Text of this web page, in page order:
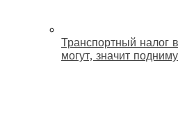
Транспортный налог
могут, значит